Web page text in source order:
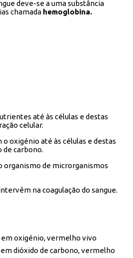
deve-se a uma substância
chamada hemoglobina.
até às células e destas
celular.
oxigénio até às células e destas
de carbono.
organismo de microrganismos
na coagulação do sangue.
em oxigénio, vermelho vivo
em dióxido de carbono, vermelho